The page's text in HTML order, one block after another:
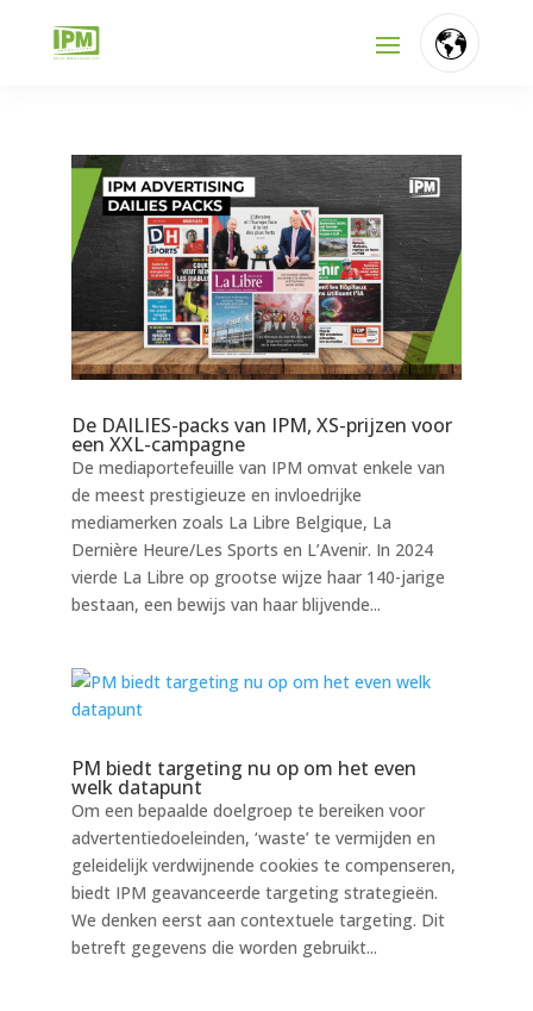
NL
EN
De DAILIES-packs van IPM, XS-prijzen voor
een XXL-campagne
De mediaportefeuille van IPM omvat enkele van
de meest prestigieuze en invloedrijke
mediamerken zoals La Libre Belgique, La
Dernière Heure/Les Sports en L’Avenir. In 2024
vierde La Libre op grootse wijze haar 140-jarige
bestaan, een bewijs van haar blijvende...
PM biedt targeting nu op om het even
welk datapunt
Om een bepaalde doelgroep te bereiken voor
advertentiedoeleinden, ‘waste’ te vermijden en
geleidelijk verdwijnende cookies te compenseren,
biedt IPM geavanceerde targeting strategieën.
We denken eerst aan contextuele targeting. Dit
betreft gegevens die worden gebruikt...